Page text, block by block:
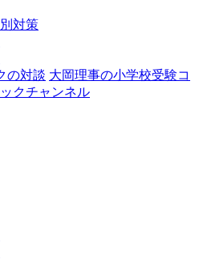
対策
の対談 大岡理事の小学校受験コ
クチャンネル